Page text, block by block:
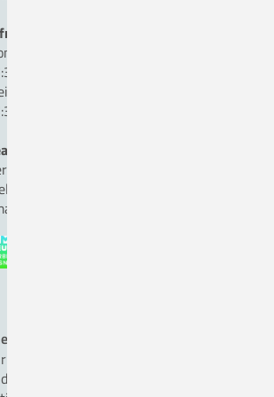
Kasse:
bis Donnerstag
bis 16:00 Uhr
bis 12:00 Uhr
für Medizinproduktesicherheit
Andreas Hömer, Fon 05431. 15-1825
Herr Ole Kettmann, Fon 05431.
nach ISO 50 001
betreiben Energiemanagement nach DIN EN
achten auf energieeffiziente Beschaffung,